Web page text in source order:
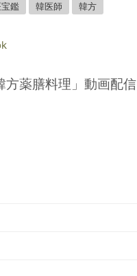
鑑 韓医師 韓方
方薬膳料理」動画配信